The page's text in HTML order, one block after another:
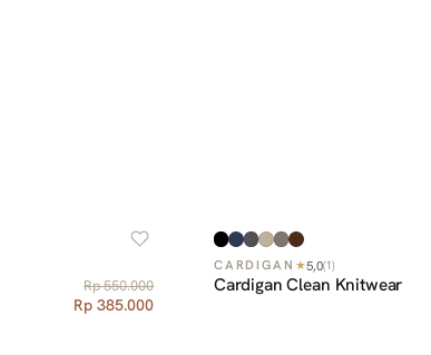
Rp 550.000
Rp 385.000
CARDIGAN ★5,0(1)
Cardigan Clean Knitwear